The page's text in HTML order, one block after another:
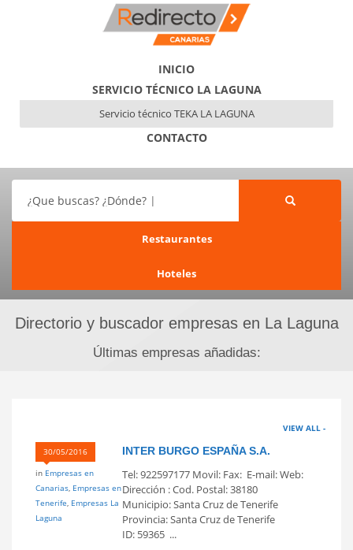
INICIO
SERVICIO TÉCNICO LA LAGUNA
Servicio técnico TEKA LA LAGUNA
CONTACTO
¿Que buscas? ¿Dónde?
Restaurantes
Hoteles
Directorio y buscador empresas en La Laguna
Últimas empresas añadidas:
VIEW ALL -
30/05/2016
in Empresas en
Canarias, Empresas en
Tenerife, Empresas La
Laguna
INTER BURGO ESPAÑA S.A.
Tel: 922597177 Movil: Fax: E-mail: Web:
Dirección : Cod. Postal: 38180
Municipio: Santa Cruz de Tenerife
Provincia: Santa Cruz de Tenerife
ID: 59365 ...